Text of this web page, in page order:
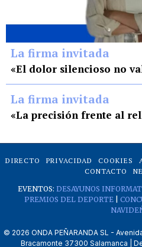
La firma invitada
«El dolor silencioso no
La firma invitada
«La precisión frente al
DIRECTO PRIVACIDAD COOKIES
CONTACTO
EVENTOS: DESAYUNOS
PREMIOS DEL DEPORTE|
© 2026 ONDA PEÑARANDA SL -
Bracamonte 37300 Salamanca |